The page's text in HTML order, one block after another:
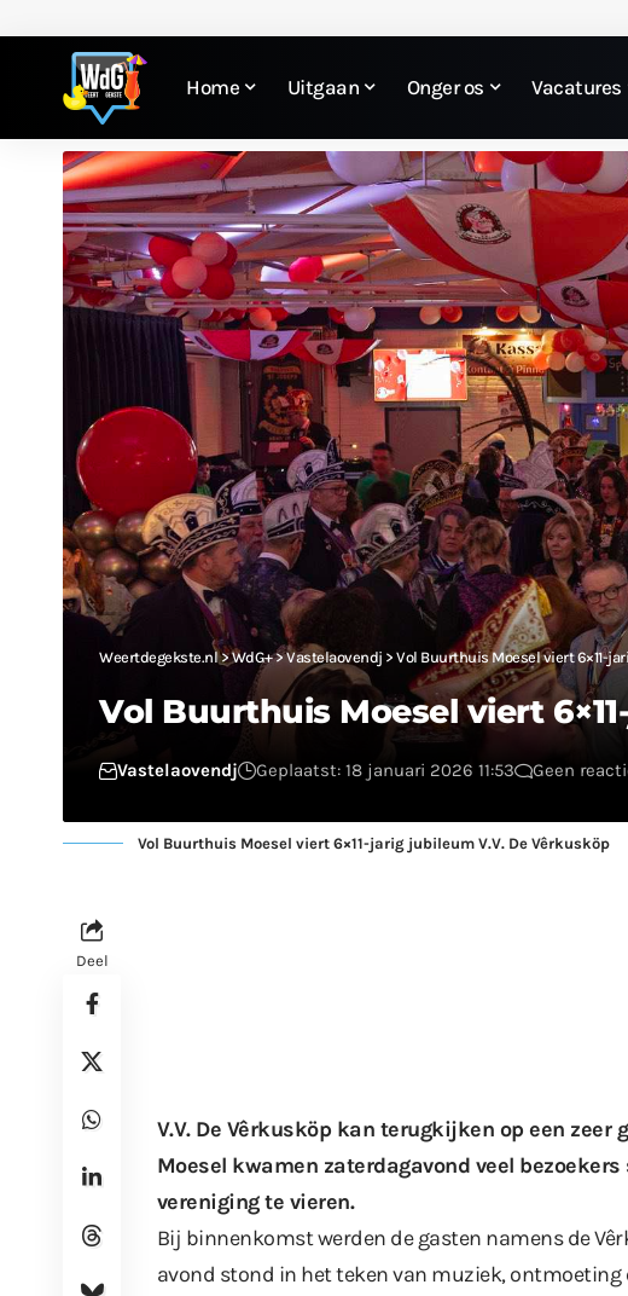
Home Uitgaan Onger os Vacatures
Weertdegekste.nl>WdG+>Vastelaovendj > Vol Buurthuis Moesel viert 6×11-
Vol Buurthuis Moesel viert
Vastelaovendj Geplaatst: 18 januari 2026 11:53 Geen
Vol Buurthuis Moesel viert 6×11-jarig jubileum V.V. De Vêrkusköp
Deel
V.V. De Vêrkusköp kan terugkijken op een
Moesel kwamen zaterdagavond veel
vereniging te vieren.
Bij binnenkomst werden de gasten namens de
avond stond in het teken van muziek, ontmoeting